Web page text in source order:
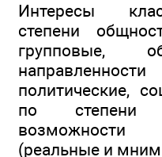
Интересы
степени
групповые,
политические,
по степени
(реальные и